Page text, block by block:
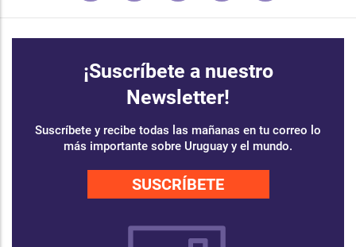
¡Suscríbete a nuestro
Newsletter!
Suscríbete y recibe todas las mañanas en tu correo lo
más importante sobre Uruguay y el mundo.
SUSCRÍBETE